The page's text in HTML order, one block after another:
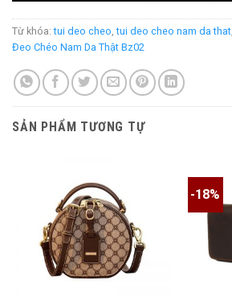
Từ khóa:tui deo cheo ,tui deo cheo nam da that
Đeo Chéo Nam Da Thật Bz02
SẢN PHẨM TƯƠNG TỰ
-18%